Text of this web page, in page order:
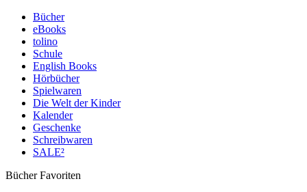
Bücher
eBooks
tolino
Schule
English Books
Hörbücher
Spielwaren
Die Welt der Kinder
Kalender
Geschenke
Schreibwaren
SALE²
Bücher Favoriten